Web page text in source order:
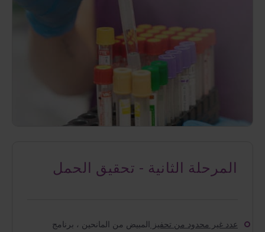
المرحلة الثانية - تحقيق الحمل
عدد غير محدود من تحفيز المبيض من المانحين ، برنامج